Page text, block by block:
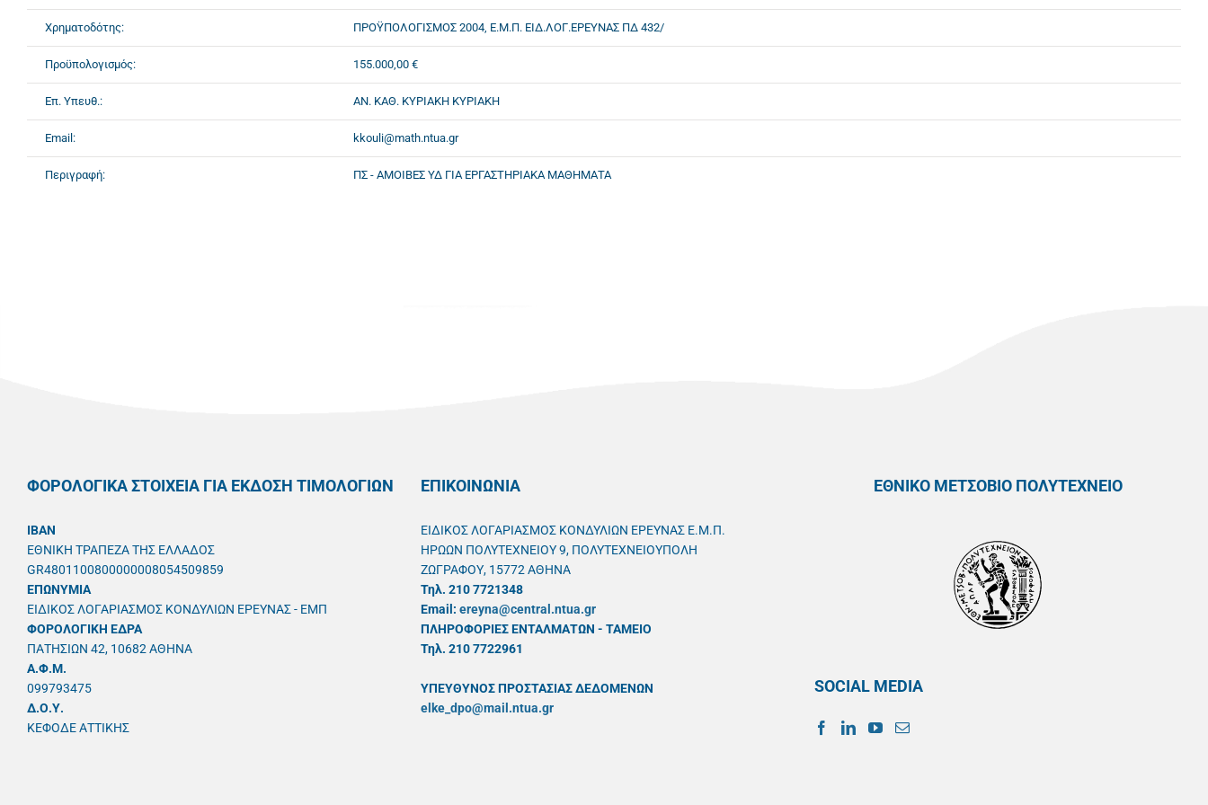
Χρηματοδότης: ΠΡΟΫΠΟΛΟΓΙΣΜΟΣ 2004, Ε.Μ.Π. ΕΙΔ.ΛΟΓ.ΕΡΕΥΝΑΣ ΠΔ 432/
Προϋπολογισμός: 155.000,00 €
Επ. Υπευθ.: ΑΝ. ΚΑΘ. ΚΥΡΙΑΚΗ ΚΥΡΙΑΚΗ
Email: kkouli@math.ntua.gr
Περιγραφή: ΠΣ - ΑΜΟΙΒΕΣ ΥΔ ΓΙΑ ΕΡΓΑΣΤΗΡΙΑΚΑ ΜΑΘΗΜΑΤΑ
ΦΟΡΟΛΟΓΙΚΑ ΣΤΟΙΧΕΙΑ ΓΙΑ ΕΚΔΟΣΗ ΤΙΜΟΛΟΓΙΩΝ
IBAN
ΕΘΝΙΚΗ ΤΡΑΠΕΖΑ ΤΗΣ ΕΛΛΑΔΟΣ
GR4801100800000008054509859
ΕΠΩΝΥΜΙΑ
ΕΙΔΙΚΟΣ ΛΟΓΑΡΙΑΣΜΟΣ ΚΟΝΔΥΛΙΩΝ ΕΡΕΥΝΑΣ - ΕΜΠ
ΦΟΡΟΛΟΓΙΚΗ ΕΔΡΑ
ΠΑΤΗΣΙΩΝ 42, 10682 ΑΘΗΝΑ
A.Φ.Μ.
099793475
Δ.Ο.Υ.
ΚΕΦΟΔΕ ΑΤΤΙΚΗΣ
ΕΠΙΚΟΙΝΩΝΙΑ
ΕΙΔΙΚΟΣ ΛΟΓΑΡΙΑΣΜΟΣ ΚΟΝΔΥΛΙΩΝ ΕΡΕΥΝΑΣ Ε.Μ.Π.
ΗΡΩΩΝ ΠΟΛΥΤΕΧΝΕΙΟΥ 9, ΠΟΛΥΤΕΧΝΕΙΟΥΠΟΛΗ
ΖΩΓΡΑΦΟΥ, 15772 ΑΘΗΝΑ
Τηλ. 210 7721348
Email: ereyna@central.ntua.gr
ΠΛΗΡΟΦΟΡΙΕΣ ΕΝΤΑΛΜΑΤΩΝ - ΤΑΜΕΙΟ
Τηλ. 210 7722961
ΥΠΕΥΘYΝΟΣ ΠΡΟΣΤΑΣΙΑΣ ΔΕΔΟΜΕΝΩΝ
elke_dpo@mail.ntua.gr
ΕΘΝΙΚΟ ΜΕΤΣΟΒΙΟ ΠΟΛΥΤΕΧΝΕΙΟ
SOCIAL MEDIA